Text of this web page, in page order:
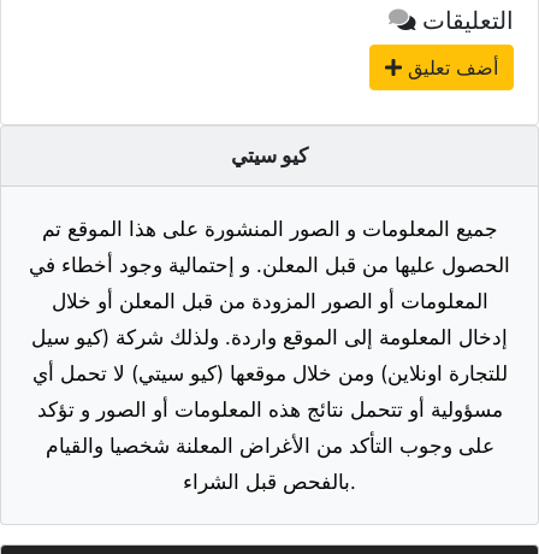
التعليقات
أضف تعليق
كيو سيتي
جميع المعلومات و الصور المنشورة على هذا الموقع تم
الحصول عليها من قبل المعلن. و إحتمالية وجود أخطاء في
المعلومات أو الصور المزودة من قبل المعلن أو خلال
إدخال المعلومة إلى الموقع واردة. ولذلك شركة (كيو سيل
للتجارة اونلاين) ومن خلال موقعها (كيو سيتي) لا تحمل أي
مسؤولية أو تتحمل نتائج هذه المعلومات أو الصور و تؤكد
على وجوب التأكد من الأغراض المعلنة شخصيا والقيام